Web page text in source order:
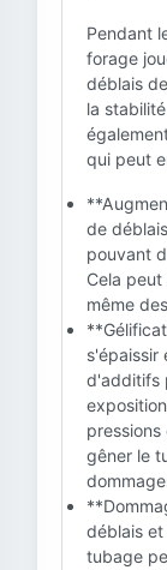
Pendant
forage
déblais
la
qui peut
de
pouvant
Cela
même
s'épaissir
d'additifs
gêner le
déblais
tubage